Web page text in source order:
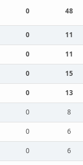
0 48
0
11
0
11
0
15
0
13
0
8
0
6
0
6